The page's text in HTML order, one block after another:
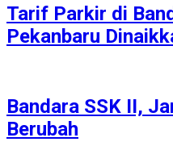
Tarif Parkir di
Pekanbaru
Bandara SSK II,
Berubah